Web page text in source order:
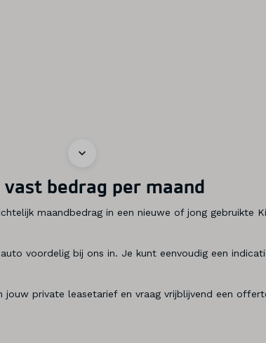
bedrag per maand
maandbedrag in een nieuwe of jong gebruikte
voordelig bij ons in. Je kunt eenvoudig een
private leasetarief en vraag vrijblijvend een